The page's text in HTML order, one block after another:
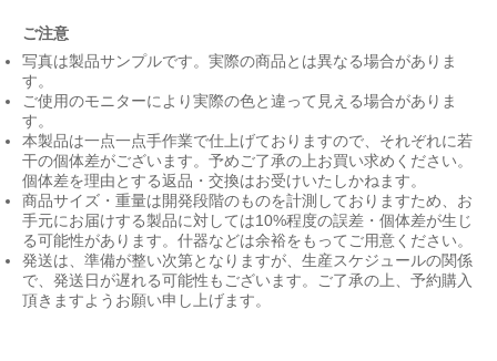
ご注意
写真は製品サンプルです。実際の商品とは異なる場合がありま
す。
ご使用のモニターにより実際の色と違って見える場合がありま
す。
本製品は一点一点手作業で仕上げておりますので、それぞれに若
干の個体差がございます。予めご了承の上お買い求めください。
個体差を理由とする返品・交換はお受けいたしかねます。
商品サイズ・重量は開発段階のものを計測しておりますため、お
手元にお届けする製品に対しては10%程度の誤差・個体差が生じ
る可能性があります。什器などは余裕をもってご用意ください。
発送は、準備が整い次第となりますが、生産スケジュールの関係
で、発送日が遅れる可能性もございます。ご了承の上、予約購入
頂きますようお願い申し上げます。